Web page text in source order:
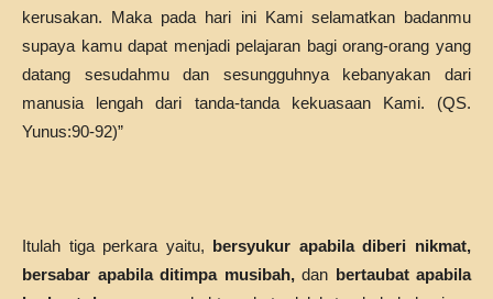
kerusakan. Maka pada hari ini Kami selamatkan badanmu
supaya kamu dapat menjadi pelajaran bagi orang-orang yang
datang sesudahmu dan sesungguhnya kebanyakan dari
manusia lengah dari tanda-tanda kekuasaan Kami. (QS.
Yunus:90-92)”
Itulah tiga perkara yaitu, bersyukur apabila diberi nikmat,
bersabar apabila ditimpa musibah, dan bertaubat apabila